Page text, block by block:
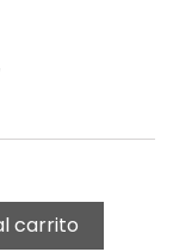
carrito